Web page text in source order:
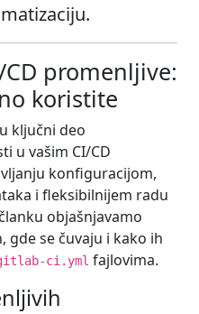
promenljive:
koristite
ključni deo
u vašim CI/CD
konfiguracijom,
i fleksibilnijem radu
objašnjavamo
gde se čuvaju i kako ih
ci.yml fajlovima.